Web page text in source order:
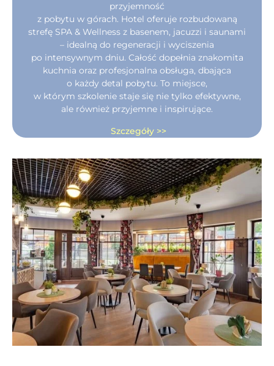
przyjemność
z pobytu w górach. Hotel oferuje rozbudowaną
strefę SPA & Wellness z basenem, jacuzzi i saunami
– idealną do regeneracji i wyciszenia
po intensywnym dniu. Całość dopełnia znakomita
kuchnia oraz profesjonalna obsługa, dbająca
o każdy detal pobytu. To miejsce,
w którym szkolenie staje się nie tylko efektywne,
ale również przyjemne i inspirujące.
Szczegóły >>